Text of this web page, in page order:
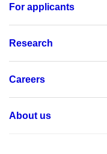
For applicants
Research
Careers
About us